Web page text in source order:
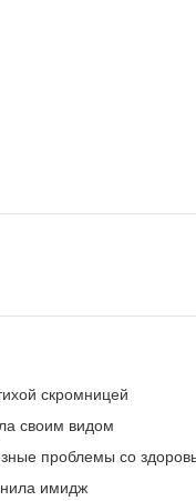
скромницей
своим видом
проблемы со
имидж